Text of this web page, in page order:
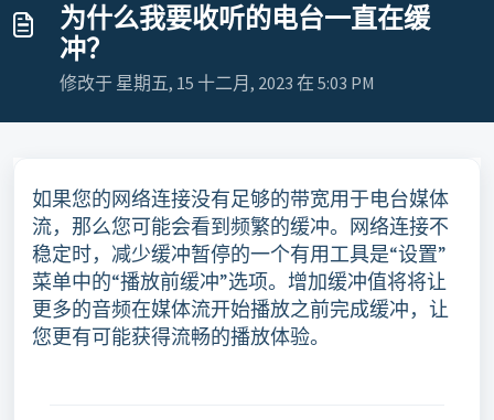
为什么我要收听的电台一直在缓
冲？
修改于 星期五, 15 十二月, 2023 在 5:03 PM
如果您的网络连接没有足够的带宽用于电台媒体
流，那么您可能会看到频繁的缓冲。网络连接不
稳定时，减少缓冲暂停的一个有用工具是“设置”
菜单中的“播放前缓冲”选项。增加缓冲值将将让
更多的音频在媒体流开始播放之前完成缓冲，让
您更有可能获得流畅的播放体验。